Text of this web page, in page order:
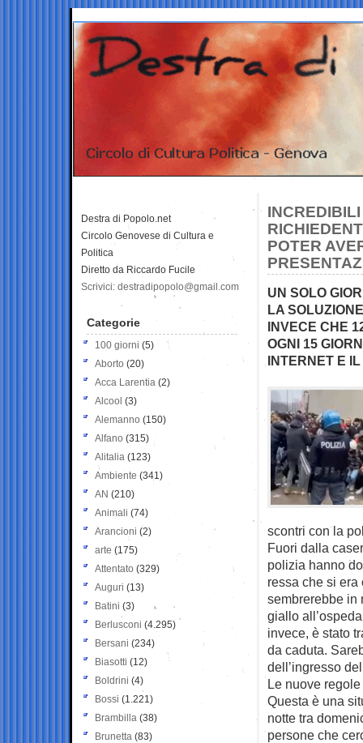
POTER
UN SOLO
LA
INVECE CHE
OGNI 15
INTERNET E
scontri con la
Fuori dalla
polizia hanno
ressa che si
sembrerebbe in
giallo
invece, è stato
da caduta.
dell’ingresso
Le nuove
Questa è una
notte tra
persone che
Destra di Popolo.net
Circolo Genovese di Cultura e
Politica
Diretto da Riccardo Fucile
Scrivici: destradipopolo@gmail.com
Categorie
100 giorni (5)
Aborto (20)
Acca Larentia (2)
Alcool (3)
Alemanno (150)
Alfano (315)
Alitalia (123)
Ambiente (341)
AN (210)
Animali (74)
Arancioni (2)
arte (175)
Attentato (329)
Auguri (13)
Batini (3)
Berlusconi (4.295)
Bersani (234)
Biasotti (12)
Boldrini (4)
Bossi (1.221)
Brambilla (38)
Brunetta (83)